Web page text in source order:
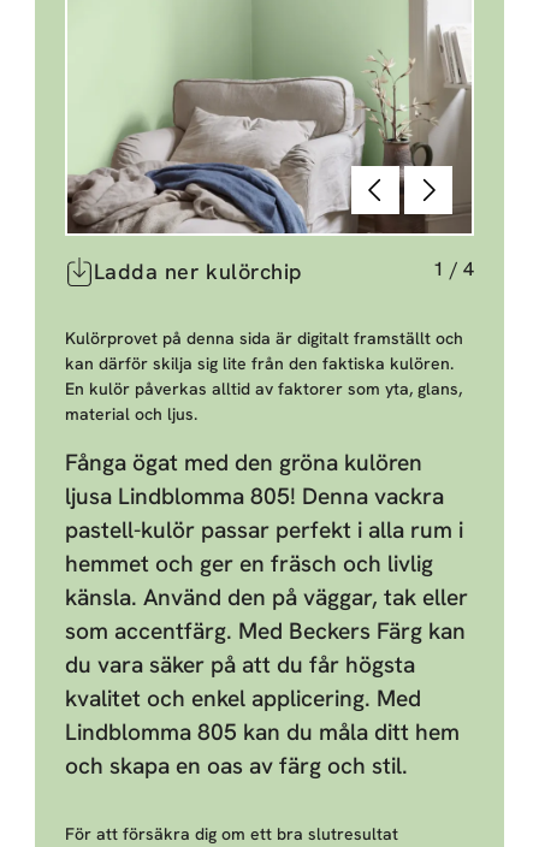
Föregående
Nästa
Ladda ner kulörchip 1 / 4
Kulörprovet på denna sida är digitalt framställt och
kan därför skilja sig lite från den faktiska kulören.
En kulör påverkas alltid av faktorer som yta, glans,
material och ljus.
Fånga ögat med den gröna kulören
ljusa Lindblomma 805! Denna vackra
pastell-kulör passar perfekt i alla rum i
hemmet och ger en fräsch och livlig
känsla. Använd den på väggar, tak eller
som accentfärg. Med Beckers Färg kan
du vara säker på att du får högsta
kvalitet och enkel applicering. Med
Lindblomma 805 kan du måla ditt hem
och skapa en oas av färg och stil.
För att försäkra dig om ett bra slutresultat